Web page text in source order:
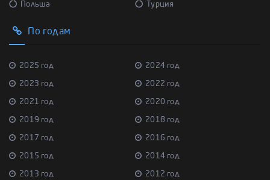
Польша Турция
По годам
2025 год 2024 год
2023 год 2022 год
2021 год 2020 год
2019 год 2018 год
2017 год 2016 год
2015 год 2014 год
2013 год 2012 год